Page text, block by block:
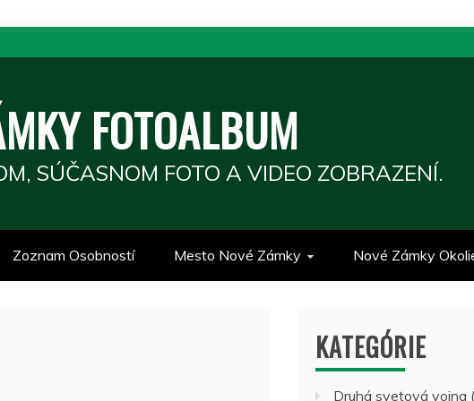
FOTOALBUM
SÚČASNOM FOTO A VIDEO ZOBRAZENÍ.
Zoznam Osobností Mesto Nové Zámky Nové Zámky
KATEGÓRIE
Druhá svetová vojna